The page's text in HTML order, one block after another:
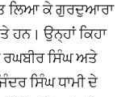
ਲਿਆ ਕੇ ਗੁਰਦੁਆਰਾ
ਹਨ। ਉਨ੍ਹਾਂ ਕਿਹਾ
ਰਘਬੀਰ ਸਿੰਘ ਅਤੇ
ਸਿੰਘ ਧਾਮੀ ਦੇ